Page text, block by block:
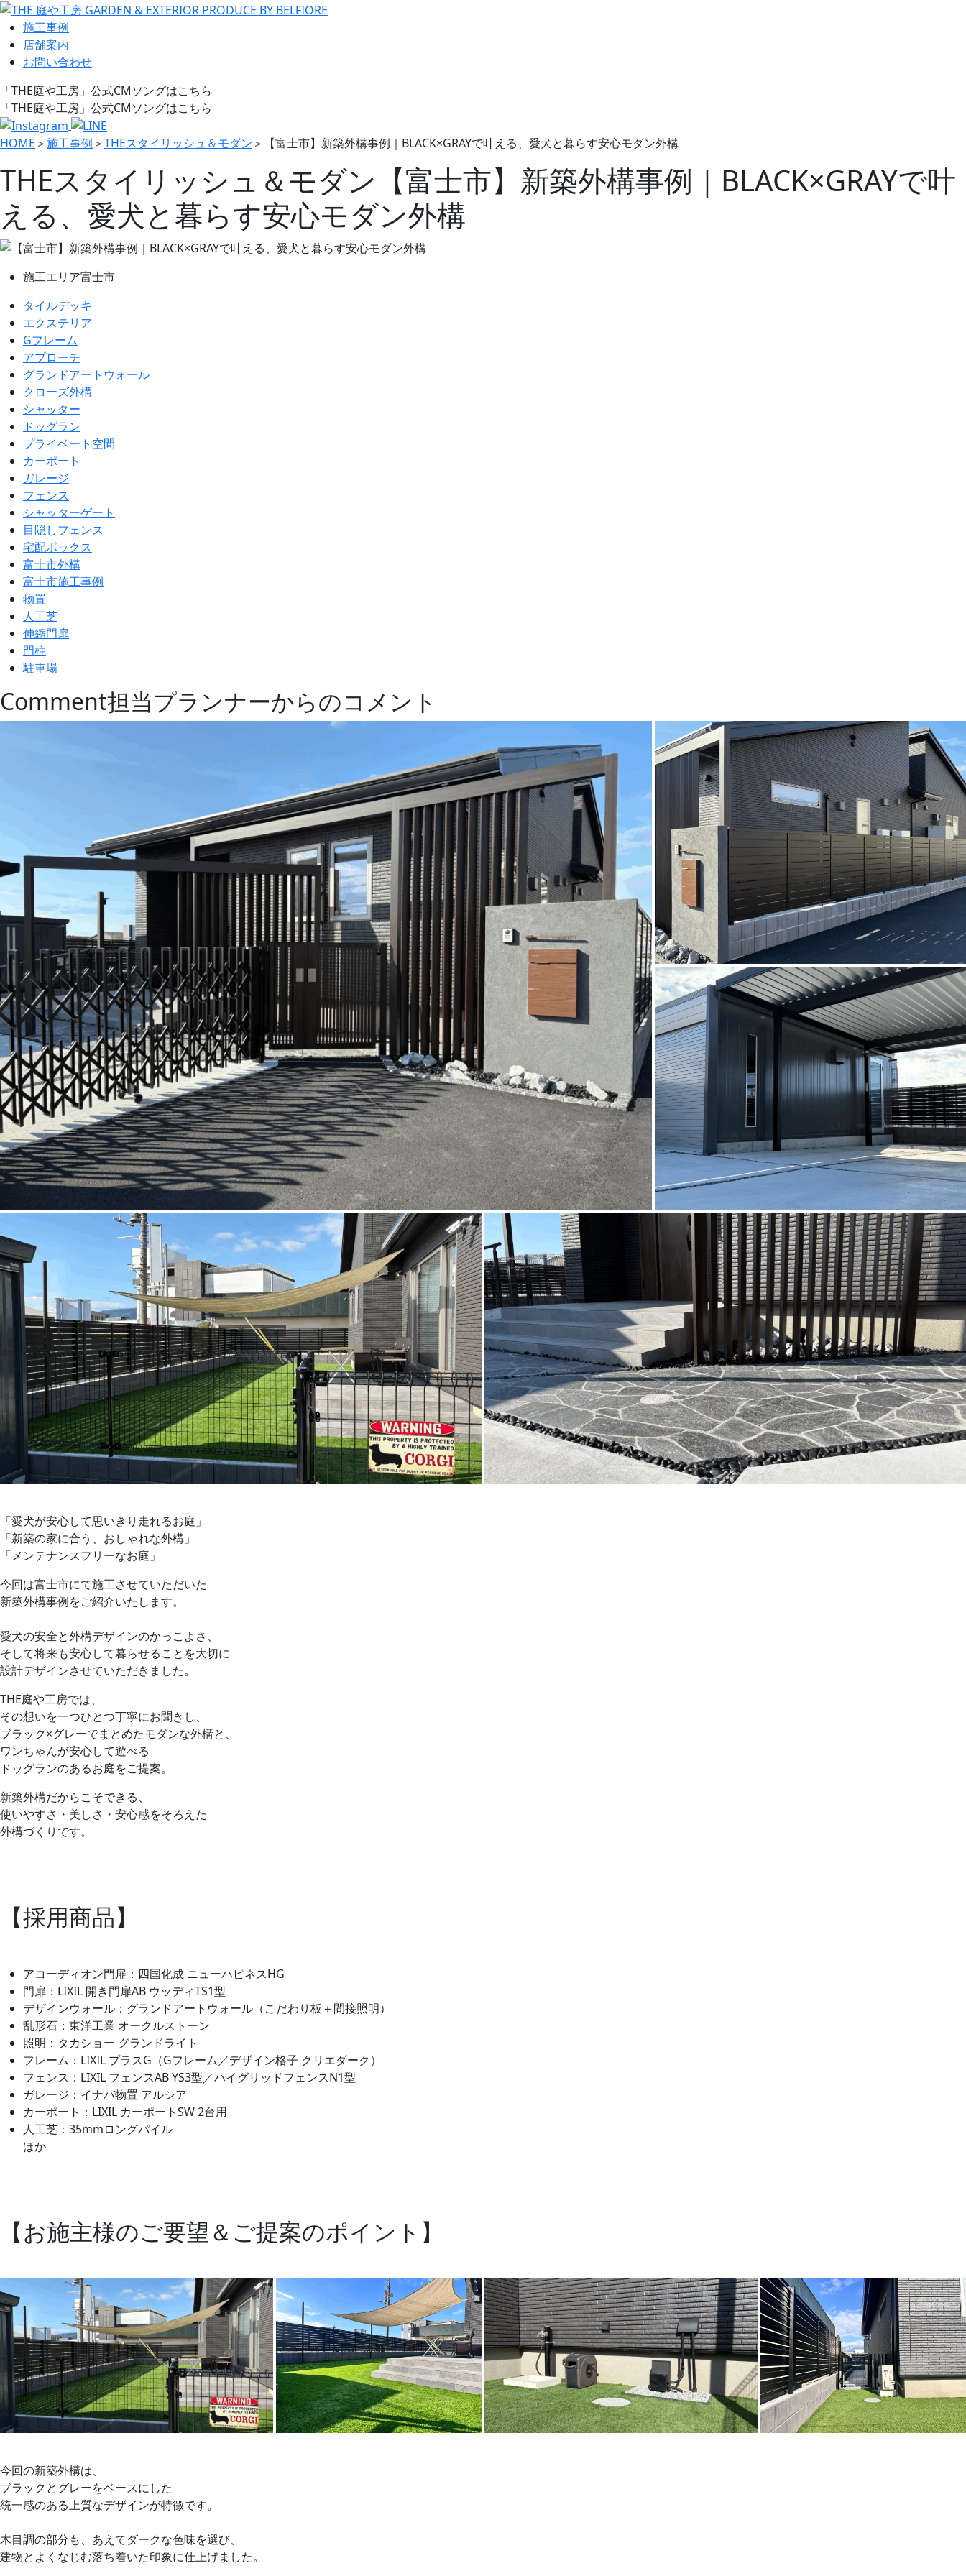
施工事例
店舗案内
お問い合わせ
「THE庭や工房」公式CMソングはこちら
「THE庭や工房」公式CMソングはこちら
HOME ＞施工事例 ＞THEスタイリッシュ＆モダン ＞ 【富士市】新築外構事例｜BLACK×GRAYで叶える、愛犬と暮らす安心モダン外構
THEスタイリッシュ＆モダン 【富士市】新築外構事例｜BLACK×GRAYで叶
える、愛犬と暮らす安心モダン外構
施工エリア富士市
タイルデッキ
エクステリア
Gフレーム
アプローチ
グランドアートウォール
クローズ外構
シャッター
ドッグラン
プライベート空間
カーポート
ガレージ
フェンス
シャッターゲート
目隠しフェンス
宅配ボックス
富士市外構
富士市施工事例
物置
人工芝
伸縮門扉
門柱
駐車場
Comment担当プランナーからのコメント
「愛犬が安心して思いきり走れるお庭」
「新築の家に合う、おしゃれな外構」
「メンテナンスフリーなお庭」
今回は富士市にて施工させていただいた
新築外構事例をご紹介いたします。
愛犬の安全と外構デザインのかっこよさ、
そして将来も安心して暮らせることを大切に
設計デザインさせていただきました。
THE庭や工房では、
その想いを一つひとつ丁寧にお聞きし、
ブラック×グレーでまとめたモダンな外構と、
ワンちゃんが安心して遊べる
ドッグランのあるお庭をご提案。
新築外構だからこそできる、
使いやすさ・美しさ・安心感をそろえた
外構づくりです。
【採用商品】
アコーディオン門扉：四国化成 ニューハピネスHG
門扉：LIXIL 開き門扉AB ウッディTS1型
デザインウォール：グランドアートウォール（こだわり板＋間接照明）
乱形石：東洋工業 オークルストーン
照明：タカショー グランドライト
フレーム：LIXIL プラスG（Gフレーム／デザイン格子 クリエダーク）
フェンス：LIXIL フェンスAB YS3型／ハイグリッドフェンスN1型
ガレージ：イナバ物置 アルシア
カーポート：LIXIL カーポートSW 2台用
人工芝：35mmロングパイル
ほか
【お施主様のご要望＆ご提案のポイント】
今回の新築外構は、
ブラックとグレーをベースにした
統一感のある上質なデザインが特徴です。
木目調の部分も、あえてダークな色味を選び、
建物とよくなじむ落ち着いた印象に仕上げました。